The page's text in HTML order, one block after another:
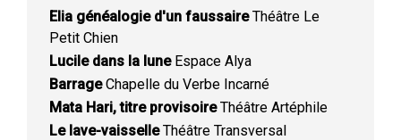
Elia généalogie d'un faussaireThéâtre Le
Petit Chien
Lucile dans la luneEspace Alya
BarrageChapelle du Verbe Incarné
Mata Hari, titre provisoireThéâtre Artéphile
Le lave-vaisselleThéâtre Transversal